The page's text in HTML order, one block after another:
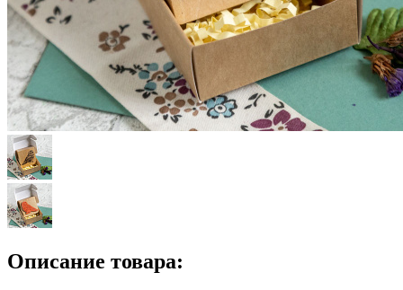
Описание товара: